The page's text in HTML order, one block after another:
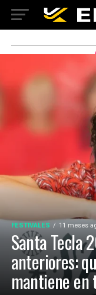
FESTIVALES 11 meses
Santa Tecla
anteriores:
mantiene en